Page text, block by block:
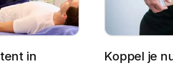
in
Koppel je